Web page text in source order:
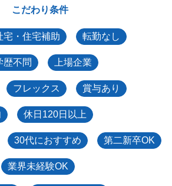
こだわり条件
宅・住宅補助 転勤なし
歴不問 上場企業
フレックス 賞与あり
休日120日以上
30代におすすめ 第二新卒OK
業界未経験OK